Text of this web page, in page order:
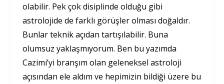
olabilir. Pek çok disiplinde olduğu gibi
astrolojide de farklı görüşler olması doğaldır.
Bunlar teknik açıdan tartışılabilir. Buna
olumsuz yaklaşmıyorum. Ben bu yazımda
Cazimi’yi branşım olan geleneksel astroloji
açısından ele aldım ve hepimizin bildiği üzere bu